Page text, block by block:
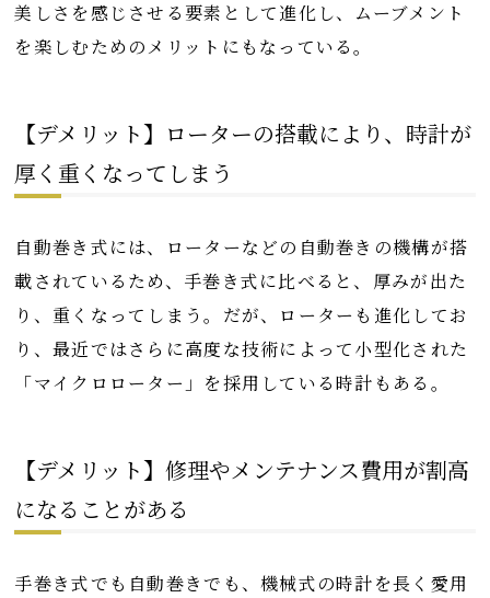
美しさを感じさせる要素として進化し、ムーブメント
を楽しむためのメリットにもなっている。
【デメリット】ローターの搭載により、時計が
厚く重くなってしまう
自動巻き式には、ローターなどの自動巻きの機構が搭
載されているため、手巻き式に比べると、厚みが出た
り、重くなってしまう。だが、ローターも進化してお
り、最近ではさらに高度な技術によって小型化された
「マイクロローター」を採用している時計もある。
【デメリット】修理やメンテナンス費用が割高
になることがある
手巻き式でも自動巻きでも、機械式の時計を長く愛用